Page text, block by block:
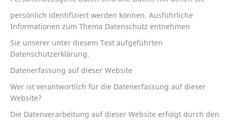
persönlich identifiziert werden können. Ausführliche
Informationen zum Thema Datenschutz entnehmen
Sie unserer unter diesem Text aufgeführten
Datenschutzerklärung.
Datenerfassung auf dieser Website
Wer ist verantwortlich für die Datenerfassung auf dieser
Website?
Die Datenverarbeitung auf dieser Website erfolgt durch den